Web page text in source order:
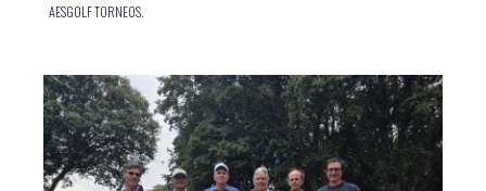
AESGOLF TORNEOS.